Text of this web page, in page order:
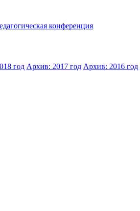
конференция
год Архив: 2017 год Архив: 2016 год